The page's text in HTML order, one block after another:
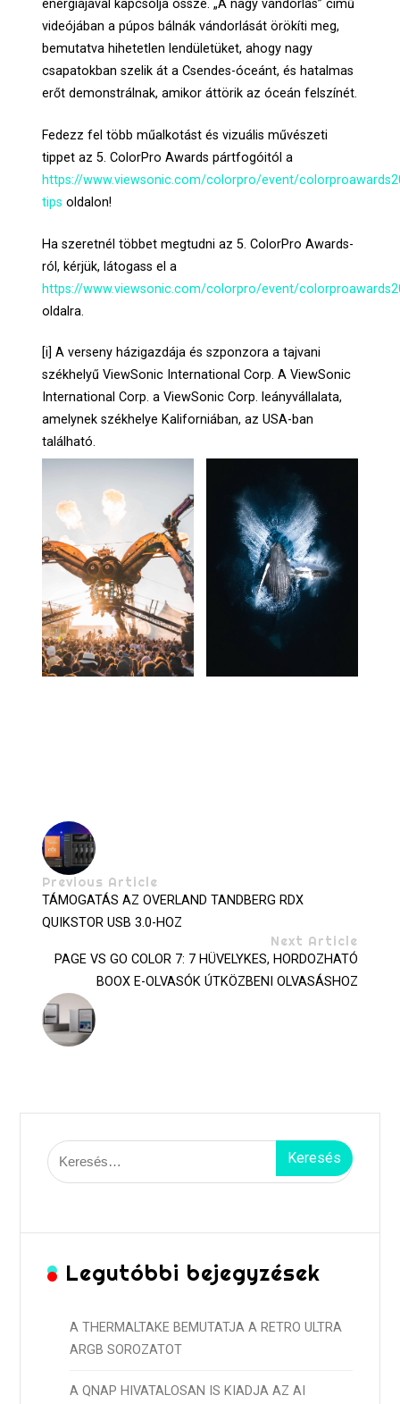
energiájával kapcsolja össze. „A nagy vándorlás” című
videójában a púpos bálnák vándorlását örökíti meg,
bemutatva hihetetlen lendületüket, ahogy nagy
csapatokban szelik át a Csendes-óceánt, és hatalmas
erőt demonstrálnak, amikor áttörik az óceán felszínét.
Fedezz fel több műalkotást és vizuális művészeti
tippet az 5. ColorPro Awards pártfogóitól a
https://www.viewsonic.com/colorpro/event/
tips oldalon!
Ha szeretnél többet megtudni az 5. ColorPro Awards-
ról, kérjük, látogass el a
https://www.viewsonic.com/colorpro/event/
oldalra.
[i] A verseny házigazdája és szponzora a tajvani
székhelyű ViewSonic International Corp. A ViewSonic
International Corp. a ViewSonic Corp. leányvállalata,
amelynek székhelye Kaliforniában, az USA-ban
található.
Previous Article
TÁMOGATÁS AZ OVERLAND TANDBERG RDX
QUIKSTOR USB 3.0-HOZ
Next Article
PAGE VS GO COLOR 7: 7 HÜVELYKES, HORDOZHATÓ
BOOX E-OLVASÓK ÚTKÖZBENI OLVASÁSHOZ
Keresés:
Legutóbbi bejegyzések
A THERMALTAKE BEMUTATJA A RETRO ULTRA
ARGB SOROZATOT
A QNAP HIVATALOSAN IS KIADJA AZ AI